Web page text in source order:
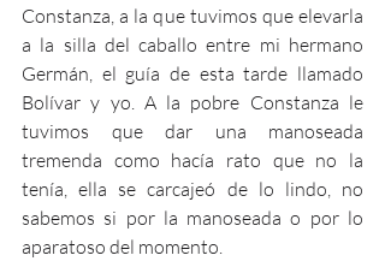
Constanza, a la que tuvimos que elevarla
a la silla del caballo entre mi hermano
Germán, el guía de esta tarde llamado
Bolívar y yo. A la pobre Constanza le
tuvimos que dar una manoseada
tremenda como hacía rato que no la
tenía, ella se carcajeó de lo lindo, no
sabemos si por la manoseada o por lo
aparatoso del momento.